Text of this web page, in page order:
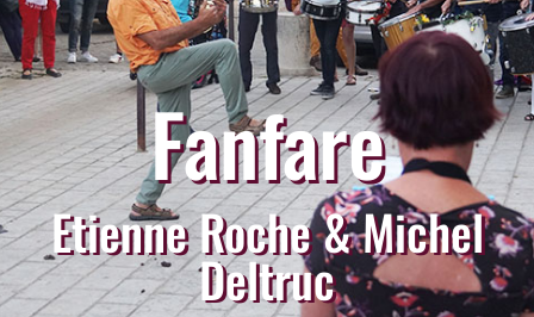
Fanfare
Etienne Roche & Michel
Deltruc